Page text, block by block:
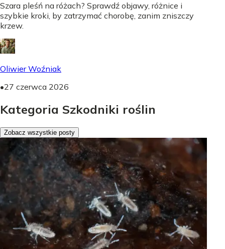
Szara pleśń na różach? Sprawdź objawy, różnice i
szybkie kroki, by zatrzymać chorobę, zanim zniszczy
krzew.
Oliwier Woźniak
•27 czerwca 2026
Kategoria Szkodniki roślin
Zobacz wszystkie posty